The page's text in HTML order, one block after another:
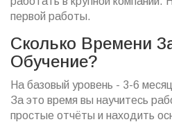
первой работы.
Сколько Времени
Обучение?
На базовый уровень - 3-6
За это время вы научитесь
простые отчёты и находить